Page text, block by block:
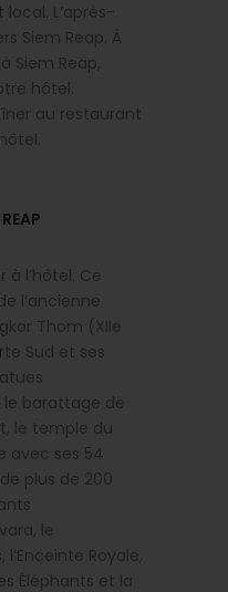
L’après-
Siem Reap. À
Siem Reap,
hôtel.
au restaurant
à l’hôtel. Ce
l’ancienne
Thom (XIIe
Sud et ses
barattage de
le temple du
avec ses 54
plus de 200
le
l’Enceinte Royale,
Éléphants et la